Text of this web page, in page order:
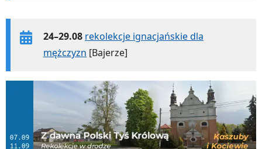
24–29.08 rekolekcje ignacjańskie dla
mężczyzn [Bajerze]